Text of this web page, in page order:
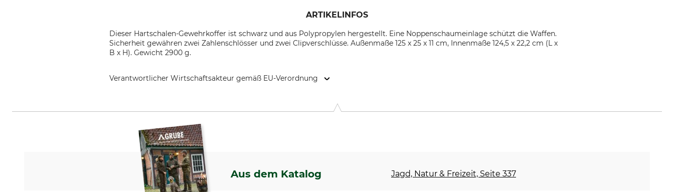
ARTIKELINFOS
Dieser Hartschalen-Gewehrkoffer ist schwarz und aus Polypropylen hergestellt. Eine Noppenschaumeinlage schützt die Waffen.
Sicherheit gewähren zwei Zahlenschlösser und zwei Clipverschlüsse. Außenmaße 125 x 25 x 11 cm, Innenmaße 124,5 x 22,2 cm (L x
B x H). Gewicht 2900 g.
Verantwortlicher Wirtschaftsakteur gemäß EU-Verordnung
Aus dem Katalog Jagd, Natur & Freizeit, Seite 337